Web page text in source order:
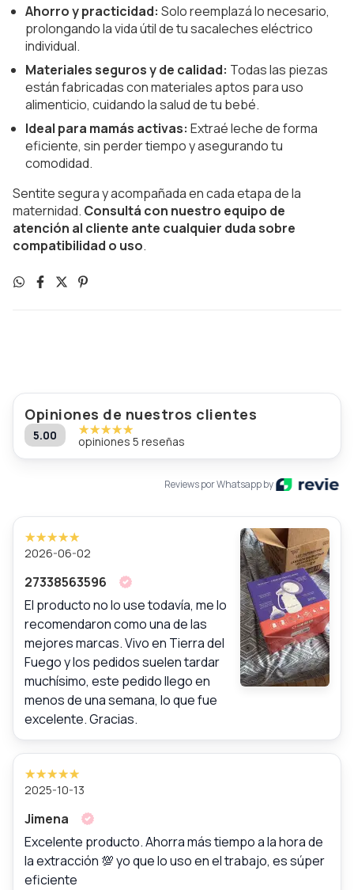
Ahorro y practicidad: Solo reemplazá lo necesario,
prolongando la vida útil de tu sacaleches eléctrico
individual.
Materiales seguros y de calidad: Todas las piezas
están fabricadas con materiales aptos para uso
alimenticio, cuidando la salud de tu bebé.
Ideal para mamás activas: Extraé leche de forma
eficiente, sin perder tiempo y asegurando tu
comodidad.
Sentite segura y acompañada en cada etapa de la
maternidad. Consultá con nuestro equipo de
atención al cliente ante cualquier duda sobre
compatibilidad o uso.
Opiniones de nuestros clientes
5.00 opiniones 5 reseñas
Reviews por Whatsapp by
2026-06-02
27338563596
El producto no lo use todavía, me lo
recomendaron como una de las
mejores marcas. Vivo en Tierra del
Fuego y los pedidos suelen tardar
muchísimo, este pedido llego en
menos de una semana, lo que fue
excelente. Gracias.
2025-10-13
Jimena
Excelente producto. Ahorra más tiempo a la hora de
la extracción 💯 yo que lo uso en el trabajo, es súper
eficiente